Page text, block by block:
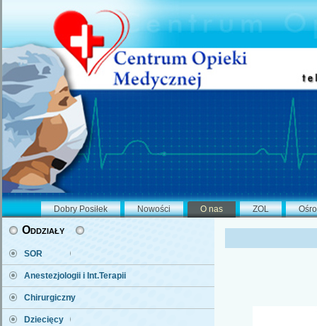
Dobry Posiłek Nowości O nas ZOL
Oddziały
SOR
Anestezjologii i Int.Terapii
Chirurgiczny
Dziecięcy